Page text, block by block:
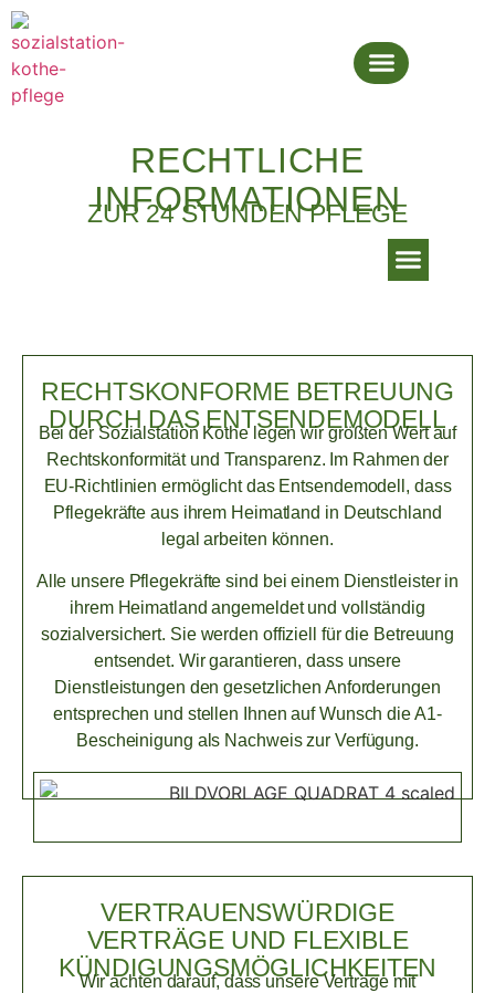
RECHTLICHE
INFORMATIONEN
ZUR 24 STUNDEN PFLEGE
Menü
RECHTSKONFORME BETREUUNG
DURCH DAS ENTSENDEMODELL
Bei der Sozialstation Kothe legen wir größten Wert auf
Rechtskonformität und Transparenz. Im Rahmen der
EU-Richtlinien ermöglicht das Entsendemodell, dass
Pflegekräfte aus ihrem Heimatland in Deutschland
legal arbeiten können.
Alle unsere Pflegekräfte sind bei einem Dienstleister in
ihrem Heimatland angemeldet und vollständig
sozialversichert. Sie werden offiziell für die Betreuung
entsendet. Wir garantieren, dass unsere
Dienstleistungen den gesetzlichen Anforderungen
entsprechen und stellen Ihnen auf Wunsch die A1-
Bescheinigung als Nachweis zur Verfügung.
VERTRAUENSWÜRDIGE
VERTRÄGE UND FLEXIBLE
KÜNDIGUNGSMÖGLICHKEITEN
Wir achten darauf, dass unsere Verträge mit